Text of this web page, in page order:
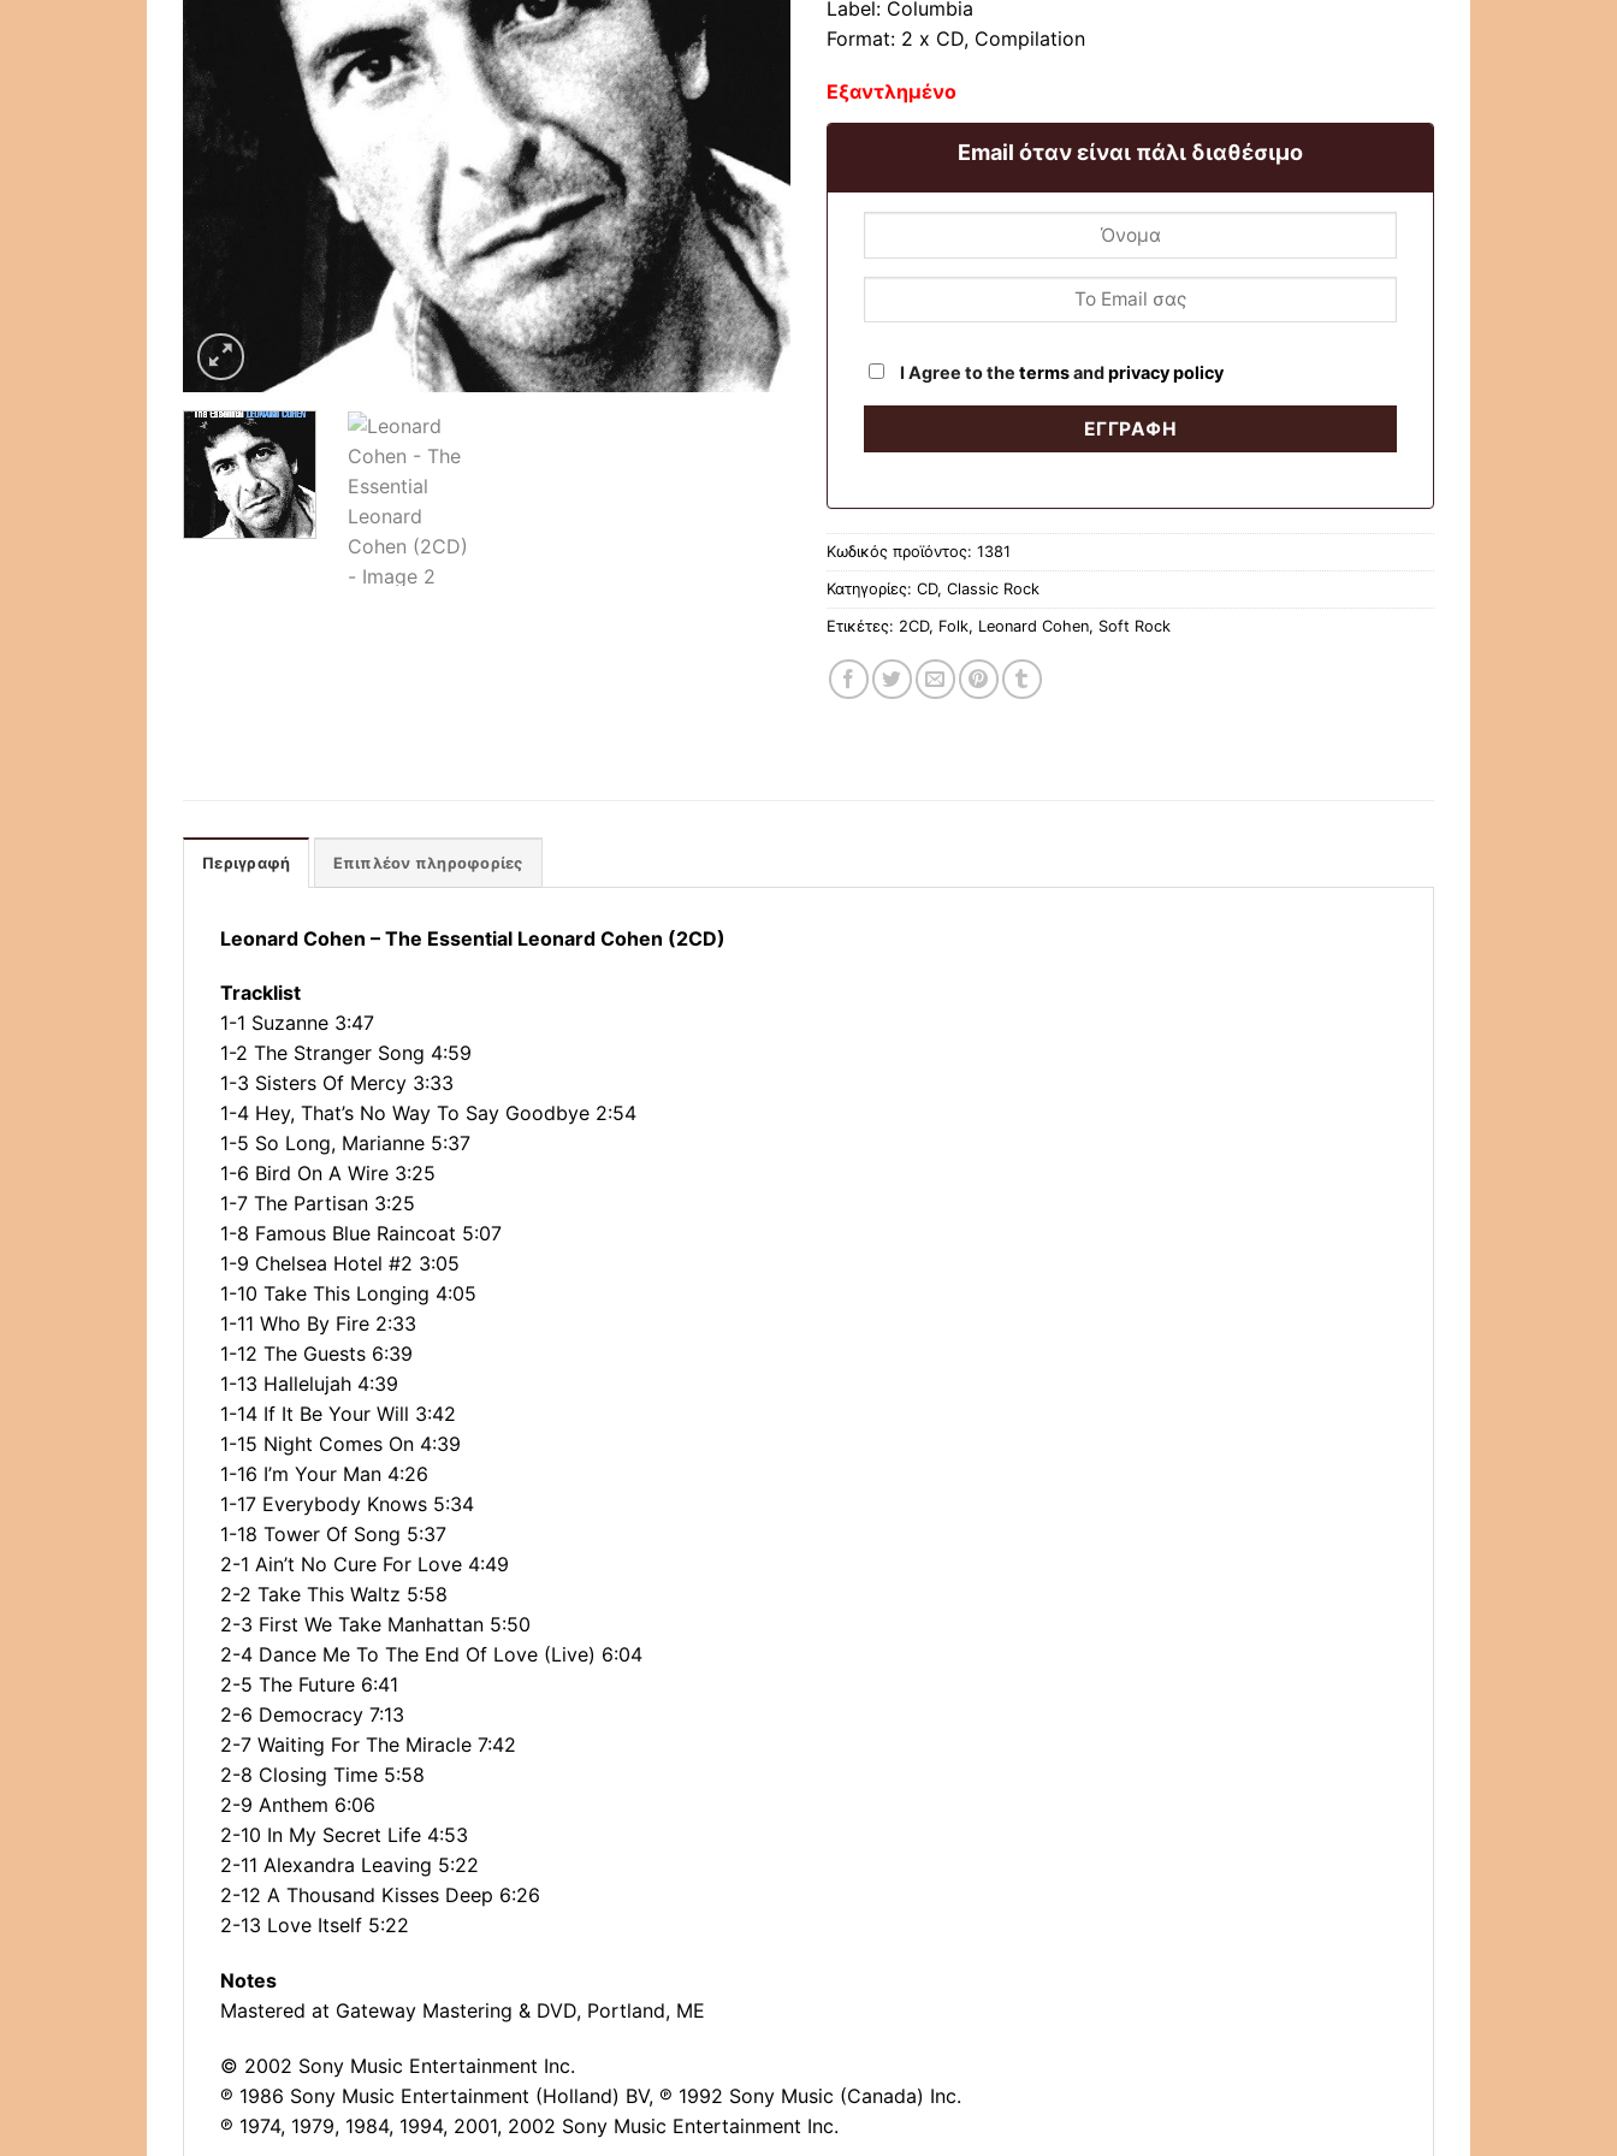
Label: Columbia
Format: 2 x CD, Compilation
Εξαντλημένο
Email όταν είναι πάλι διαθέσιμο
I Agree to the termsandprivacy policy
Κωδικός προϊόντος: 1381
Κατηγορίες: CD, Classic Rock
Ετικέτες: 2CD, Folk, Leonard Cohen, Soft Rock
Περιγραφή Επιπλέον πληροφορίες
Leonard Cohen – The Essential Leonard Cohen (2CD)
Tracklist
1-1 Suzanne 3:47
1-2 The Stranger Song 4:59
1-3 Sisters Of Mercy 3:33
1-4 Hey, That’s No Way To Say Goodbye 2:54
1-5 So Long, Marianne 5:37
1-6 Bird On A Wire 3:25
1-7 The Partisan 3:25
1-8 Famous Blue Raincoat 5:07
1-9 Chelsea Hotel #2 3:05
1-10 Take This Longing 4:05
1-11 Who By Fire 2:33
1-12 The Guests 6:39
1-13 Hallelujah 4:39
1-14 If It Be Your Will 3:42
1-15 Night Comes On 4:39
1-16 I’m Your Man 4:26
1-17 Everybody Knows 5:34
1-18 Tower Of Song 5:37
2-1 Ain’t No Cure For Love 4:49
2-2 Take This Waltz 5:58
2-3 First We Take Manhattan 5:50
2-4 Dance Me To The End Of Love (Live) 6:04
2-5 The Future 6:41
2-6 Democracy 7:13
2-7 Waiting For The Miracle 7:42
2-8 Closing Time 5:58
2-9 Anthem 6:06
2-10 In My Secret Life 4:53
2-11 Alexandra Leaving 5:22
2-12 A Thousand Kisses Deep 6:26
2-13 Love Itself 5:22
Notes
Mastered at Gateway Mastering & DVD, Portland, ME
© 2002 Sony Music Entertainment Inc.
℗ 1986 Sony Music Entertainment (Holland) BV, ℗ 1992 Sony Music (Canada) Inc.
℗ 1974, 1979, 1984, 1994, 2001, 2002 Sony Music Entertainment Inc.